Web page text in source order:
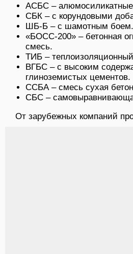
АСБС – алюмосиликатные
СБК – с корундовыми
ШБ-Б – с шамотным боем.
«БОСС-200» – бетонная
смесь.
ТИБ –
ВГБС – с высоким
глиноземистых цементов.
ССБА – смесь сухая
СБС –
От зарубежных компаний